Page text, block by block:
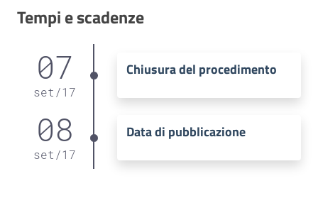
Tempi e scadenze
07
set /17
Chiusura del procedimento
08
set /17
Data di pubblicazione